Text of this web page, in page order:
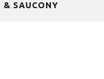
SAUCONY